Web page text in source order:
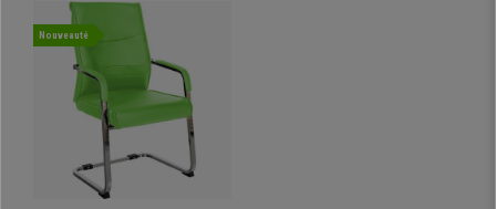
Nouveauté